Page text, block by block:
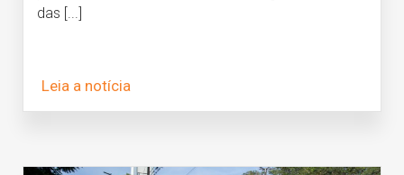
das [...]
Leia a notícia